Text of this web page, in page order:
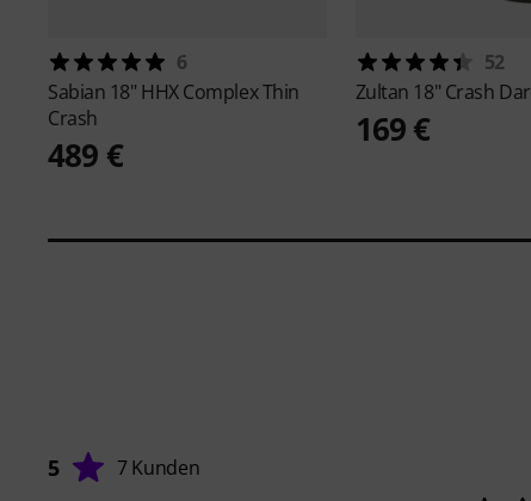
6
Sabian 18" HHX Complex Thin
Crash
489 €
52
Zultan 18" Crash
169 €
5 7 Kunden